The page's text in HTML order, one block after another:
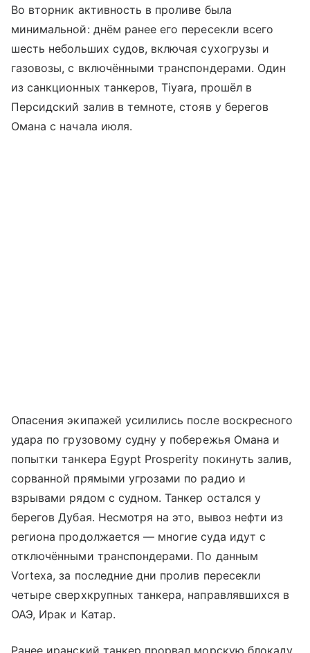
Во вторник активность в проливе была
минимальной: днём ранее его пересекли всего
шесть небольших судов, включая сухогрузы и
газовозы, с включёнными транспондерами. Один
из санкционных танкеров, Tiyara, прошёл в
Персидский залив в темноте, стояв у берегов
Омана с начала июля.
Опасения экипажей усилились после воскресного
удара по грузовому судну у побережья Омана и
попытки танкера Egypt Prosperity покинуть залив,
сорванной прямыми угрозами по радио и
взрывами рядом с судном. Танкер остался у
берегов Дубая. Несмотря на это, вывоз нефти из
региона продолжается — многие суда идут с
отключёнными транспондерами. По данным
Vortexa, за последние дни пролив пересекли
четыре сверхкрупных танкера, направлявшихся в
ОАЭ, Ирак и Катар.